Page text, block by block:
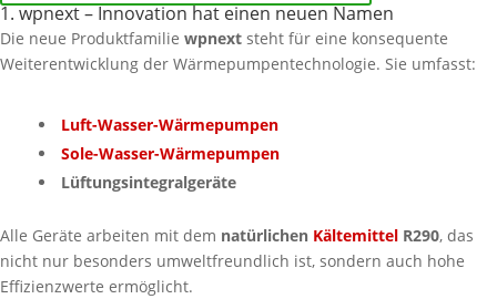
1. wpnext – Innovation hat einen neuen Namen
Die neue Produktfamilie wpnext steht für eine konsequente
Weiterentwicklung der Wärmepumpentechnologie. Sie umfasst:
Luft-Wasser-Wärmepumpen
Sole-Wasser-Wärmepumpen
Lüftungsintegralgeräte
Alle Geräte arbeiten mit dem natürlichen Kältemittel R290, das
nicht nur besonders umweltfreundlich ist, sondern auch hohe
Effizienzwerte ermöglicht.